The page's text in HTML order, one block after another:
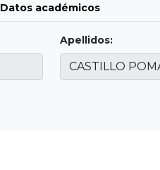
Datos académicos
Apellidos: